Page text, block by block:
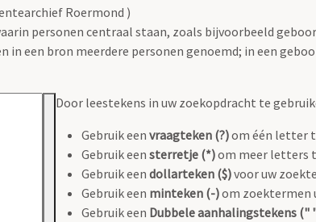
Roermond )
personen centraal staan, zoals bijvoorbeeld
in een bron meerdere personen genoemd; in een
Door leestekens in uw zoekopdracht te
Gebruik een vraagteken (?)om één letter
Gebruik een sterretje (*)om meer letters
Gebruik een dollarteken ($)voor uw
Gebruik een minteken (-)om zoektermen
Gebruik een Dubbele aanhalingstekens ("